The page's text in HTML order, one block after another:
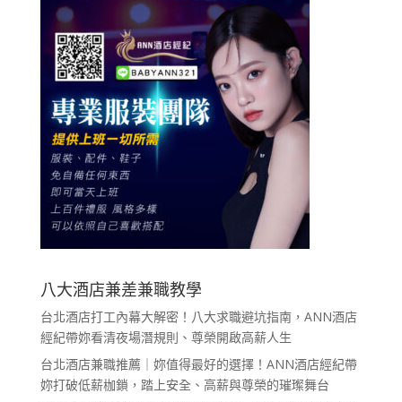
八大酒店兼差兼職教學
台北酒店打工內幕大解密！八大求職避坑指南，ANN酒店
經紀帶妳看清夜場潛規則、尊榮開啟高薪人生
台北酒店兼職推薦｜妳值得最好的選擇！ANN酒店經紀帶
妳打破低薪枷鎖，踏上安全、高薪與尊榮的璀璨舞台